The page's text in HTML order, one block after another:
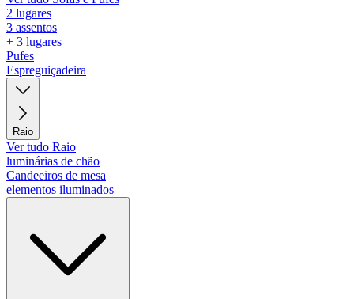
2 lugares
3 assentos
+ 3 lugares
Pufes
Espreguiçadeira
Raio
Ver tudo Raio
luminárias de chão
Candeeiros de mesa
elementos iluminados